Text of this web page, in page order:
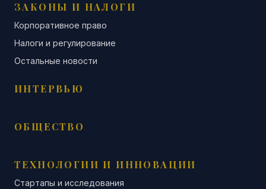
ЗАКОНЫ И НАЛОГИ
Корпоративное право
Налоги и регулирование
Остальные новости
ИНТЕРВЬЮ
ОБЩЕСТВО
ТЕХНОЛОГИИ И ИННОВАЦИИ
Стартапы и исследования